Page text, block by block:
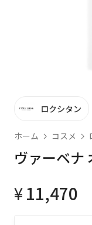
ロクシタン
ホーム コスメ
ヴァーベナ
¥11,470